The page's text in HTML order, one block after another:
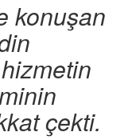
konuşan
çekti.